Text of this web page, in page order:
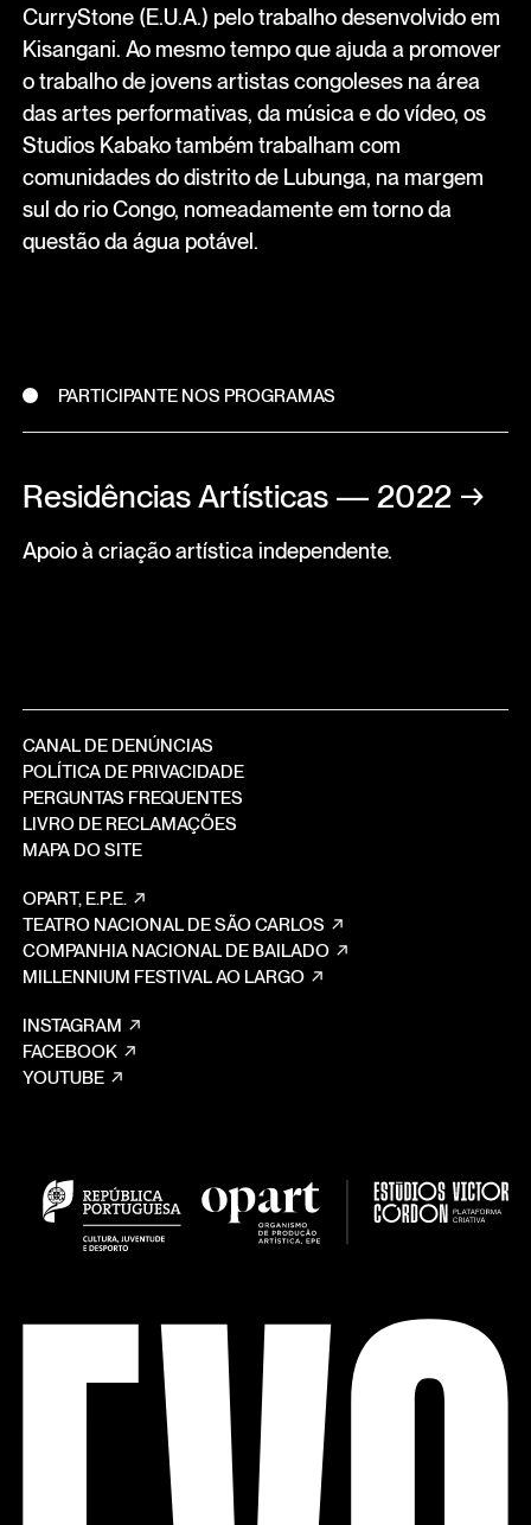
CurryStone (E.U.A.) pelo trabalho desenvolvido em
Kisangani. Ao mesmo tempo que ajuda a promover
o trabalho de jovens artistas congoleses na área
das artes performativas, da música e do vídeo, os
Studios Kabako também trabalham com
comunidades do distrito de Lubunga, na margem
sul do rio Congo, nomeadamente em torno da
questão da água potável.
PARTICIPANTE NOS PROGRAMAS
Residências Artísticas — 2022 →
Apoio à criação artística independente.
CANAL DE DENÚNCIAS
POLÍTICA DE PRIVACIDADE
PERGUNTAS FREQUENTES
LIVRO DE RECLAMAÇÕES
MAPA DO SITE
OPART, E.P.E.
TEATRO NACIONAL DE SÃO CARLOS
COMPANHIA NACIONAL DE BAILADO
MILLENNIUM FESTIVAL AO LARGO
INSTAGRAM
FACEBOOK
YOUTUBE